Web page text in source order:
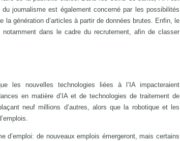
journalisme est également concerné par les possibilités
génération d’articles à partir de données brutes. Enfin, le
dans le cadre du recrutement, afin de classer
les nouvelles technologies liées à l’IA impacteraient
en matière d’IA et de technologies de traitement de
neuf millions d’autres, alors que la robotique et les
d’emploi: de nouveaux emplois émergeront, mais certains